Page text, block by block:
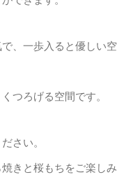
、一歩入ると優しい空
つろげる空間です。
さい。
きと桜もちをご楽しみ